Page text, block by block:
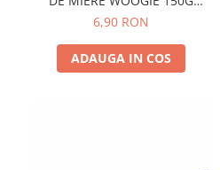
95391
6,90 RON
ADAUGA IN COS